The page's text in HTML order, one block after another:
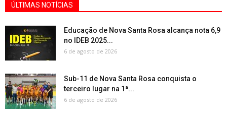
ÚLTIMAS NOTÍCIAS
Educação de Nova Santa Rosa alcança nota 6,9
no IDEB 2025...
6 de agosto de 2026
Sub-11 de Nova Santa Rosa conquista o
terceiro lugar na 1ª...
6 de agosto de 2026